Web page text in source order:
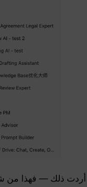
أردت ذلك — فهذا من